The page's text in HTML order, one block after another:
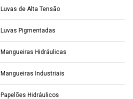
Luvas de Alta Tensão
Luvas Pigmentadas
Mangueiras Hidráulicas
Mangueiras Industriais
Papelões Hidráulicos